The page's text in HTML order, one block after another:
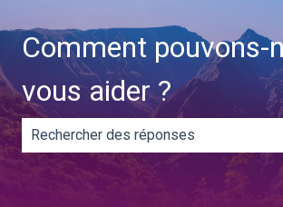
Comment pouvons-
vous aider ?
Il n'y a aucune suggestion car le